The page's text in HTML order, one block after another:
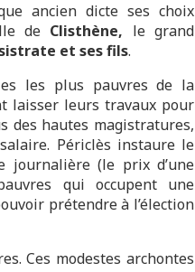
ancien dicte ses choix
de Clisthène, le grand
et ses fils.
les plus pauvres de la
laisser leurs travaux pour
des hautes magistratures,
Périclès instaure le
journalière (le prix d’une
qui occupent une
prétendre à l’élection
Ces modestes archontes